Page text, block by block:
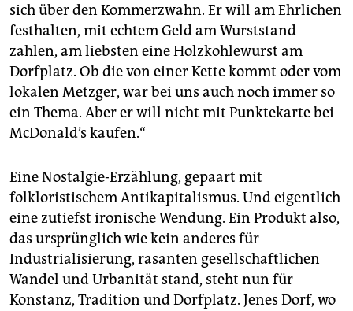
sich über den Kommerzwahn. Er will am Ehrlichen
festhalten, mit echtem Geld am Wurststand
zahlen, am liebsten eine Holzkohlewurst am
Dorfplatz. Ob die von einer Kette kommt oder vom
lokalen Metzger, war bei uns auch noch immer so
ein Thema. Aber er will nicht mit Punktekarte bei
McDonald’s kaufen.“
Eine Nostalgie-Erzählung, gepaart mit
folkloristischem Antikapitalismus. Und eigentlich
eine zutiefst ironische Wendung. Ein Produkt also,
das ursprünglich wie kein anderes für
Industrialisierung, rasanten gesellschaftlichen
Wandel und Urbanität stand, steht nun für
Konstanz, Tradition und Dorfplatz. Jenes Dorf, wo